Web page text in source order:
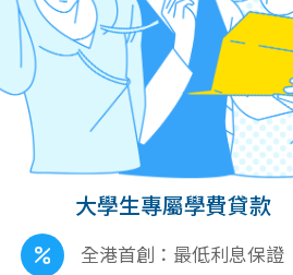
大學生專屬學費貸款
全港首創：最低利息保證